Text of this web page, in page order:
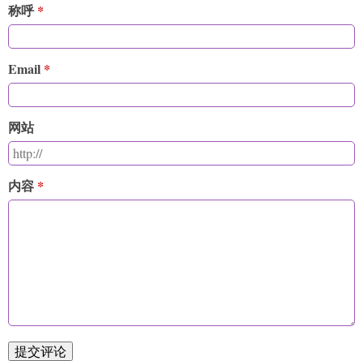
称呼
Email
网站
内容
提交评论